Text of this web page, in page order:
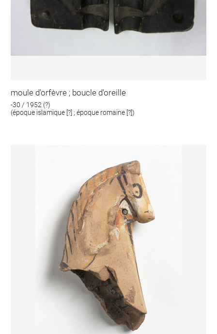
moule d'orfèvre ; boucle d'oreille
-30 / 1952 (?)
(époque islamique [?] ; époque romaine [?])